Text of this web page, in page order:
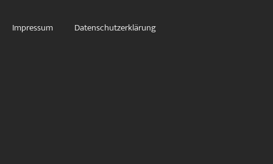
Impressum Datenschutzerklärung